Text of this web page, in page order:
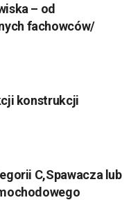
– od
fachowców/
konstrukcji
C,Spawacza lub